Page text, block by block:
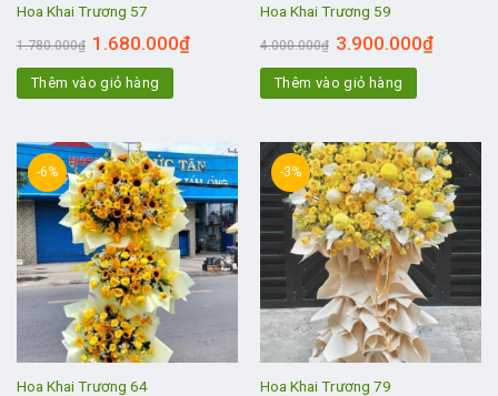
Hoa Khai Trương 57
1.780.000₫ 1.680.000₫
Thêm vào giỏ hàng
Hoa Khai Trương 59
4.000.000₫ 3.900.000₫
Thêm vào giỏ hàng
-6%
Hoa Khai Trương 64
-3%
Hoa Khai Trương 79